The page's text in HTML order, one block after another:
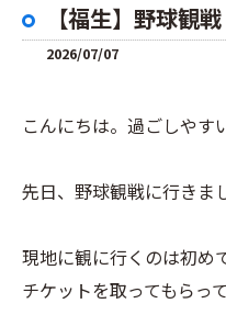
【福生】野球観戦
2026/07/07
こんにちは。過ごしやす
先日、野球観戦に行きま
現地に観に行くのは初め
チケットを取ってもらっ